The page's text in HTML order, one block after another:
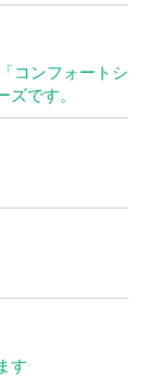
コンフォートシ
です。
す